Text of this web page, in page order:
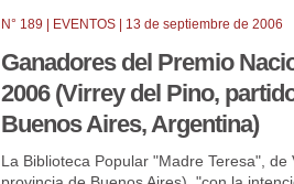
N° 189 EVENTOS| 13 de septiembre de 2006
Ganadores del Premio
2006 (Virrey del Pino,
Buenos Aires, Argentina)
La Biblioteca Popular "Madre Teresa",